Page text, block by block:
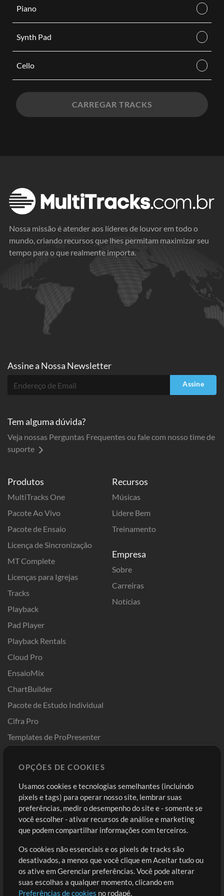
Piano
Synth Pad
Cello
CARREGAR TRACKS
Nossa missão é atender aos líderes de louvor em todo o
mundo, criando recursos que lhes permitam maximizar seu
tempo para o que realmente importa.
Produtos
MultiTracks One
Pacote Ao Vivo
Pacote de Ensaio
Licença de Sincronização
MT Complete
Licenças para Igrejas
Tracks
Playback
Pad Player
Playback Rentals
Cloud Pro
EnsaioMix
ChartBuilder
Pacote de Estudo Individual
Cifra Pro
Templates de ProPresenter
Recursos
Músicas
Lidere Bem
Treinamento
Empresa
Sobre
Carreiras
Notícias
Comprar Créditos
Conteúdo Grátis
Solicite uma Música
Extras
Sessões
Envie seu conteúdo
Entre
Cadastre-se
Ir ao carrinho
Assine a Nossa Newsletter
Assine
Tem alguma dúvida?
Veja nossas Perguntas Frequentes ou fale com nosso time de
suporte
OPÇÕES DE COOKIES
Usamos cookies e tecnologias semelhantes (incluindo
pixels e tags) para operar nosso site, lembrar suas
preferências, medir o desempenho do site e - somente se
você escolher - ativar recursos de análise e marketing
que podem compartilhar informações com terceiros.
Os cookies não essenciais e os pixels de tracks são
desativados, a menos que você clique em Aceitar tudo ou
os ative em Gerenciar preferências. Você pode alterar
suas escolhas a qualquer momento, clicando em
Preferências de cookies no rodapé.